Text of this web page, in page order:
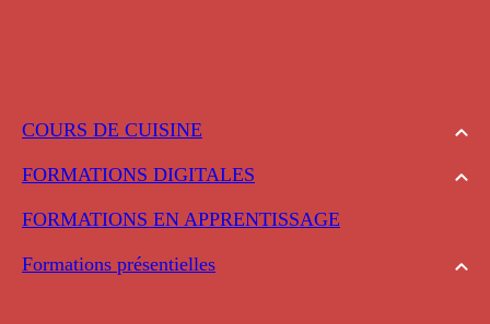
COURS DE CUISINE
FORMATIONS DIGITALES
FORMATIONS EN APPRENTISSAGE
Formations présentielles